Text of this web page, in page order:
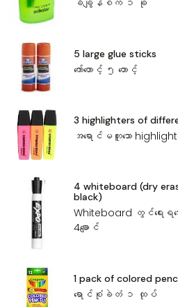
ခဲချွန်စက် ၁ ခု
5 large glue sticks
ကော်တောင့် ၅ ‌တောင့်
3 highlighters of
အ‌ရောင်မတူ‌သော
4 whiteboard (dry
black)
Whiteboard တွင်‌ရေးရ‌
4‌ချောင်
1 pack of colored
‌ရောင်စုံခဲတံ ၁ ထုပ်